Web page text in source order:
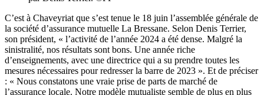
C’est à Chaveyriat que s’est tenue le 18 juin l’assemblée générale de
la société d’assurance mutuelle La Bressane. Selon Denis Terrier,
son président, « l’activité de l’année 2024 a été dense. Malgré la
sinistralité, nos résultats sont bons. Une année riche
d’enseignements, avec une directrice qui a su prendre toutes les
mesures nécessaires pour redresser la barre de 2023 ». Et de préciser
: « Nous constatons une vraie prise de parts de marché de
l’assurance locale. Notre modèle mutualiste semble de plus en plus